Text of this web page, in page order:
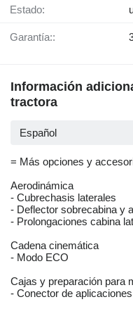
Estado:
Garantía::
Información
tractora
Español
= Más opciones y
Aerodinámica
- Cubrechasis laterales
- Deflector sobrecabina y
- Prolongaciones cabina
Cadena cinemática
- Modo ECO
Cajas y preparación para
- Conector de aplicaciones